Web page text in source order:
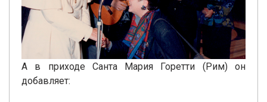
А в приходе Санта Мария Горетти (Рим) он
добавляет: